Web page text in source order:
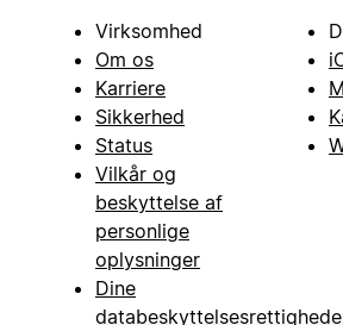
Virksomhed
Om os
Karriere
Sikkerhed
Status
Vilkår og
beskyttelse af
personlige
oplysninger
Dine